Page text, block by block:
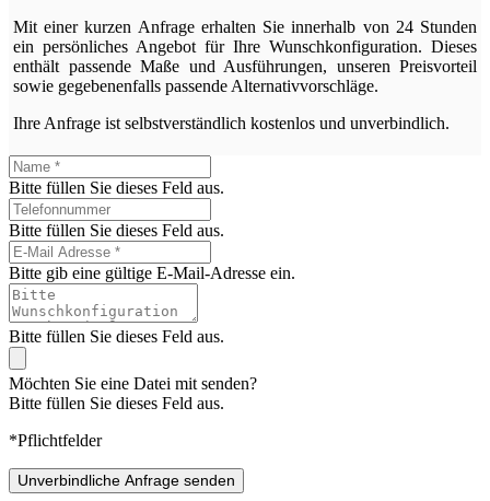
Mit einer kurzen Anfrage erhalten Sie innerhalb von 24 Stunden
ein persönliches Angebot für Ihre Wunschkonfiguration. Dieses
enthält passende Maße und Ausführungen, unseren Preisvorteil
sowie gegebenenfalls passende Alternativvorschläge.
Ihre Anfrage ist selbstverständlich kostenlos und unverbindlich.
Bitte füllen Sie dieses Feld aus.
Bitte füllen Sie dieses Feld aus.
Bitte gib eine gültige E-Mail-Adresse ein.
Bitte füllen Sie dieses Feld aus.
Möchten Sie eine Datei mit senden?
Bitte füllen Sie dieses Feld aus.
*Pflichtfelder
Unverbindliche Anfrage senden